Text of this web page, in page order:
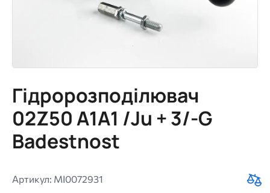
Гідророзподілювач
02Z50 A1A1 /Ju + 3/-G
Badestnost
Артикул: MI0072931